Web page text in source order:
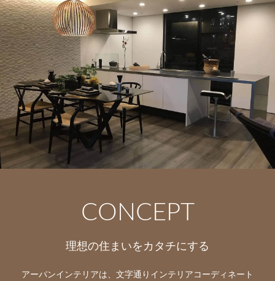
CONCEPT
理想の住まいをカタチにする
アーバンインテリアは、文字通りインテリアコーディネート